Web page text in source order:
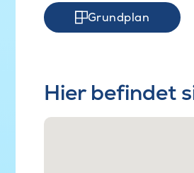
Grundplan
Hier befindet